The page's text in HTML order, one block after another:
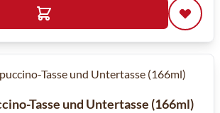
Tasse und Untertasse (166ml)